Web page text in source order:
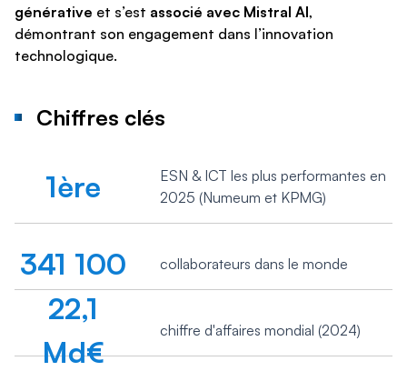
générative et s’est associé avec Mistral AI,
démontrant son engagement dans l’innovation
technologique.
Chiffres clés
1ère
ESN & ICT les plus performantes en
2025 (Numeum et KPMG)
341 100 collaborateurs dans le monde
22,1
Md€
chiffre d'affaires mondial (2024)